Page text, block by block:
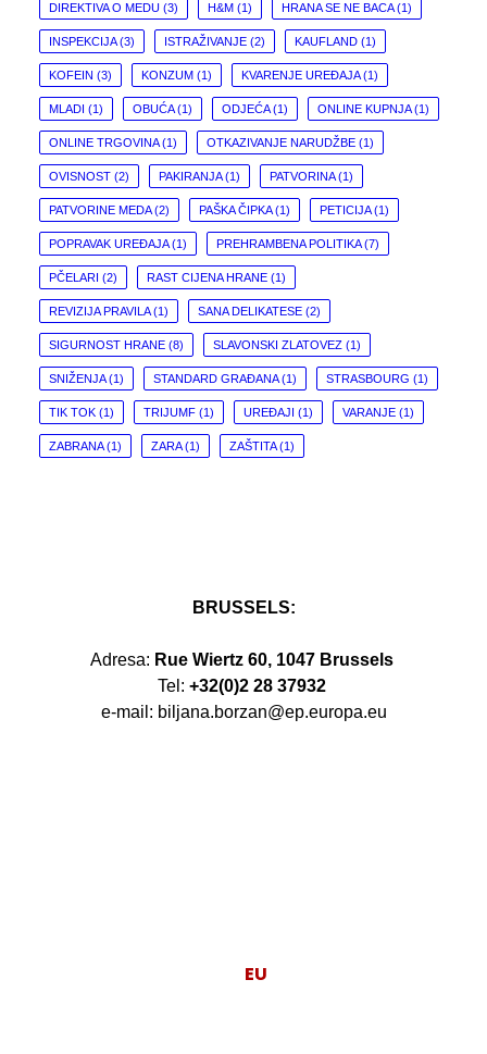
DIREKTIVA O MEDU (3) H&M (1) HRANA SE NE BACA(1)
INSPEKCIJA(3) ISTRAŽIVANJE (2) KAUFLAND (1)
KOFEIN (3) KONZUM (1) KVARENJE UREĐAJA(1)
MLADI (1) OBUĆA(1) ODJEĆA(1) ONLINE KUPNJA(1)
ONLINE TRGOVINA(1) OTKAZIVANJE NARUDŽBE (1)
OVISNOST (2) PAKIRANJA(1) PATVORINA(1)
PATVORINE MEDA(2) PAŠKA ČIPKA(1) PETICIJA(1)
POPRAVAK UREĐAJA(1) PREHRAMBENA POLITIKA(7)
PČELARI (2) RAST CIJENA HRANE (1)
REVIZIJA PRAVILA(1) SANA DELIKATESE (2)
SIGURNOST HRANE (8) SLAVONSKI ZLATOVEZ (1)
SNIŽENJA(1) STANDARD GRAĐANA(1) STRASBOURG (1)
TIK TOK (1) TRIJUMF (1) UREĐAJI (1) VARANJE (1)
ZABRANA(1) ZARA(1) ZAŠTITA(1)
BRUSSELS:
Adresa: Rue Wiertz 60, 1047 Brussels
Tel: +32(0)2 28 37932
e-mail: biljana.borzan@ep.europa.eu
EU